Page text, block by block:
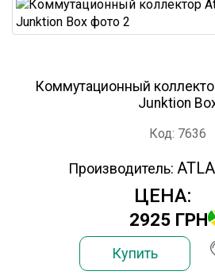
Коммутационный
Junktion
Код: 7636
Производитель:
ЦЕНА:
2925 ГРН
Купить